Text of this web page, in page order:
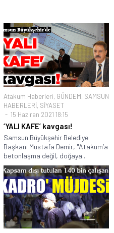
Atakum Haberleri, GÜNDEM, SAMSUN
HABERLERİ, SİYASET
15 Haziran 2021 18:15
‘YALI KAFE’ kavgası!
Samsun Büyükşehir Belediye
Başkanı Mustafa Demir, "Atakum’a
betonlaşma değil, doğaya...